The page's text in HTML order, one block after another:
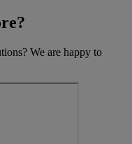
We are happy to